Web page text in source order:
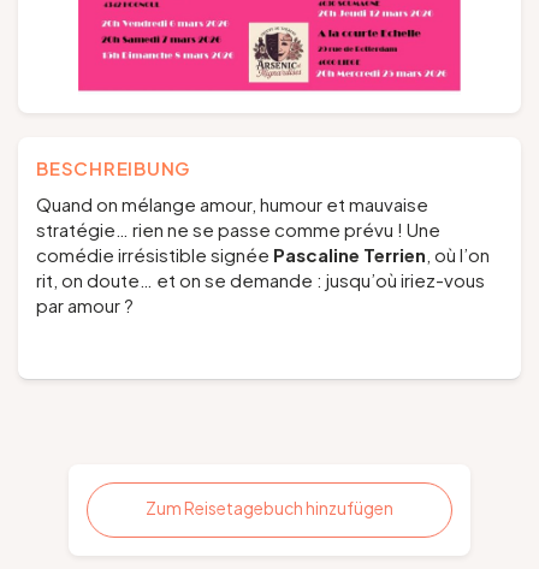
BESCHREIBUNG
Quand on mélange amour, humour et mauvaise
stratégie… rien ne se passe comme prévu ! Une
comédie irrésistible signée Pascaline Terrien , où l’on
rit, on doute… et on se demande : jusqu’où iriez-vous
par amour ?
Zum Reisetagebuch hinzufügen